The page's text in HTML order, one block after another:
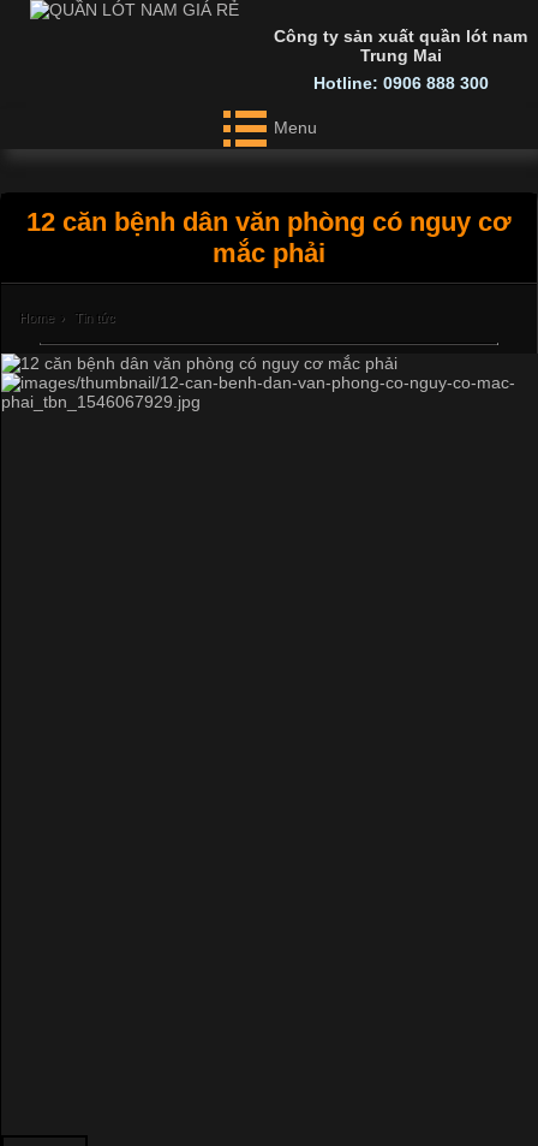
Công ty sản xuất quần lót nam
Trung Mai
Hotline: 0906 888 300
Menu
12 căn bệnh dân văn phòng có nguy cơ
mắc phải
Home › Tin tức